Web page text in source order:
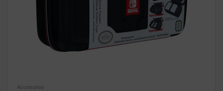
Accesorios